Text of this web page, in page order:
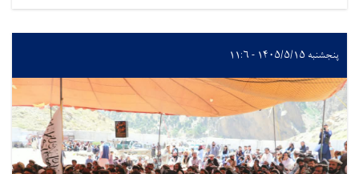
پنجشنبه ۱۴۰۵/۵/۱۵ - ۱۱:۶